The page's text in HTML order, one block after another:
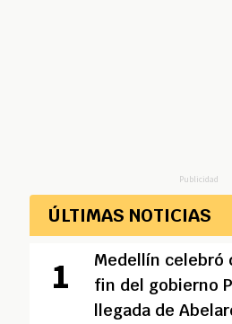
Publicidad
ÚLTIMAS NOTICIAS
Medellín celebró
fin del gobierno
llegada de